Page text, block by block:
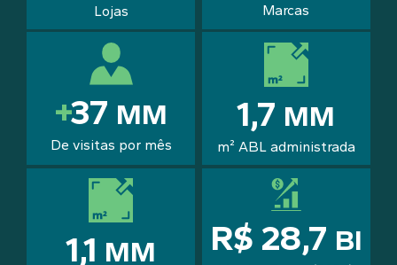
Lojas Marcas
+42 MM
De visitas por mês
1,8 MM
m² ABL administrada
1,1 MM R$ 33,7 BI